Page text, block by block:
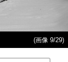
(画像 9/29)